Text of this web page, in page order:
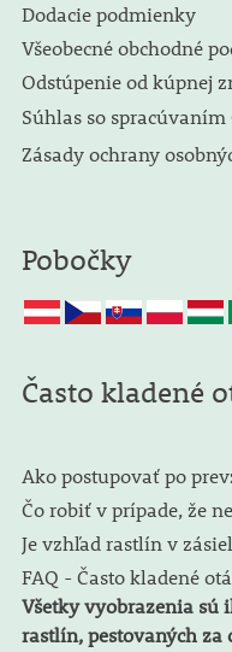
Dodacie podmienky
Všeobecné obchodné
Odstúpenie od kúpnej
Súhlas so spracúvaním
Zásady ochrany
Pobočky
Často kladené
Ako postupovať po
Čo robiť v prípade, že
Je vzhľad rastlín v
FAQ - Často kladené
Všetky vyobrazenia sú
rastlín, pestovaných